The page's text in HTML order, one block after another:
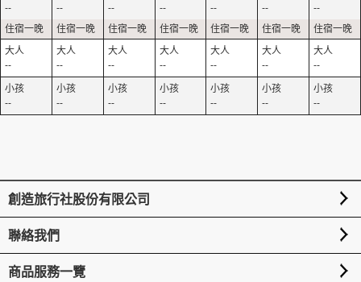
--
--
--
--
--
--
--
--
--
--
--
--
--
--
--
--
--
--
--
--
--
創造旅行社股份有限公司
聯絡我們
商品服務一覽